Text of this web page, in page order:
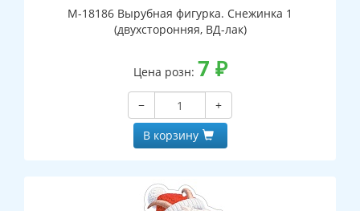
М-18186 Вырубная фигурка. Снежинка 1
(двухсторонняя, ВД-лак)
Цена розн: 7 ₽
−
+
В корзину